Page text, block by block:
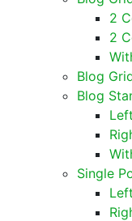
2
2
Blog
Blog
Single